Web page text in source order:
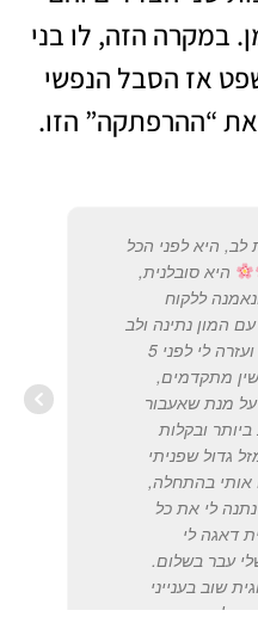
במקרה הזה, לו בני
אז הסבל הנפשי
“ההרפתקה” הזו.
לב, היא לפני הכל
היא סובלנית,
ללקוח
המון נתינה ולב
ענק. חגית מאוד מקצועית ועזרה לי לפני 5
מתקדמים,
מנת שאעבור
ובקלות
גדול שפניתי
אותי בהתחלה,
לי את כל
דאגה לי
עבר בשלום.
שוב בענייני
ובכוונתי